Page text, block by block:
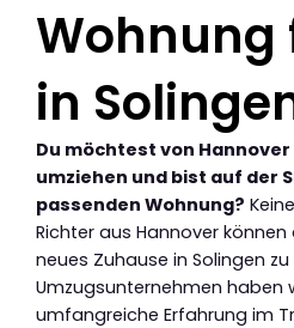
Wohnung
in
Du möchtest von Hannover
umziehen und bist auf der
passenden Wohnung?
Richter aus Hannover
neues Zuhause in Solingen
Umzugsunternehmen haben
umfangreiche Erfahrung im